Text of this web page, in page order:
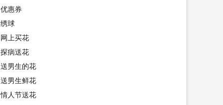
优惠券
绣球
网上买花
探病送花
送男生的花
送男生鲜花
情人节送花